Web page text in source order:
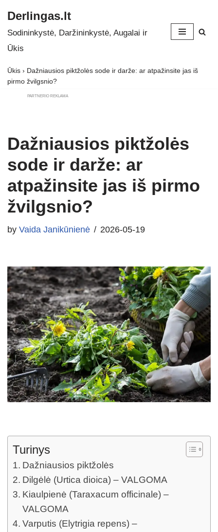
Skip
to
Derlingas.lt
Sodininkystė, Daržininkystė, Augalai ir
Ūkis
Ūkis › Dažniausios piktžolės sode ir darže: ar atpažinsite jas iš
pirmo žvilgsnio?
PARTNERIO REKLAMA
Dažniausios piktžolės
sode ir darže: ar
atpažinsite jas iš pirmo
žvilgsnio?
by Vaida Janikūnienė 2026-05-19
Turinys
Dažniausios piktžolės
Dilgėlė (Urtica dioica) – VALGOMA
Kiaulpienė (Taraxacum officinale) –
VALGOMA
Varputis (Elytrigia repens) –